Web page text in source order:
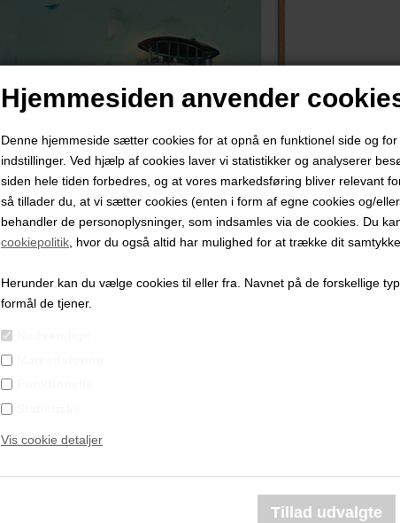
Hjemmesiden anvender
Denne hjemmeside sætter cookies for at opnå en funktionel side og
indstillinger. Ved hjælp af cookies laver vi statistikker og analyserer
siden hele tiden forbedres, og at vores markedsføring bliver relevant
så tillader du, at vi sætter cookies (enten i form af egne cookies og/
behandler de personoplysninger, som indsamles via de cookies. Du
cookiepolitik , hvor du også altid har mulighed for at trække dit
Herunder kan du vælge cookies til eller fra. Navnet på de forskellige
formål de tjener.
Vis cookie detaljer